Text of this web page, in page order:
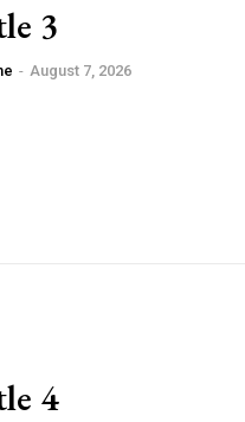
3
- August 7, 2026
4